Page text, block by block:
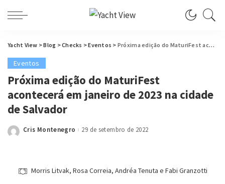
Yacht View >Blog >Checks >Eventos > Próxima edição do MaturiFest acontecerá em janeiro de 2023 na cidade de Salvador
Eventos
Próxima edição do MaturiFest
acontecerá em janeiro de 2023 na cidade
de Salvador
Posted
Cris Montenegro 29 de setembro de 2022
Morris Litvak, Rosa Correia, Andréa Tenuta e Fabi Granzotti